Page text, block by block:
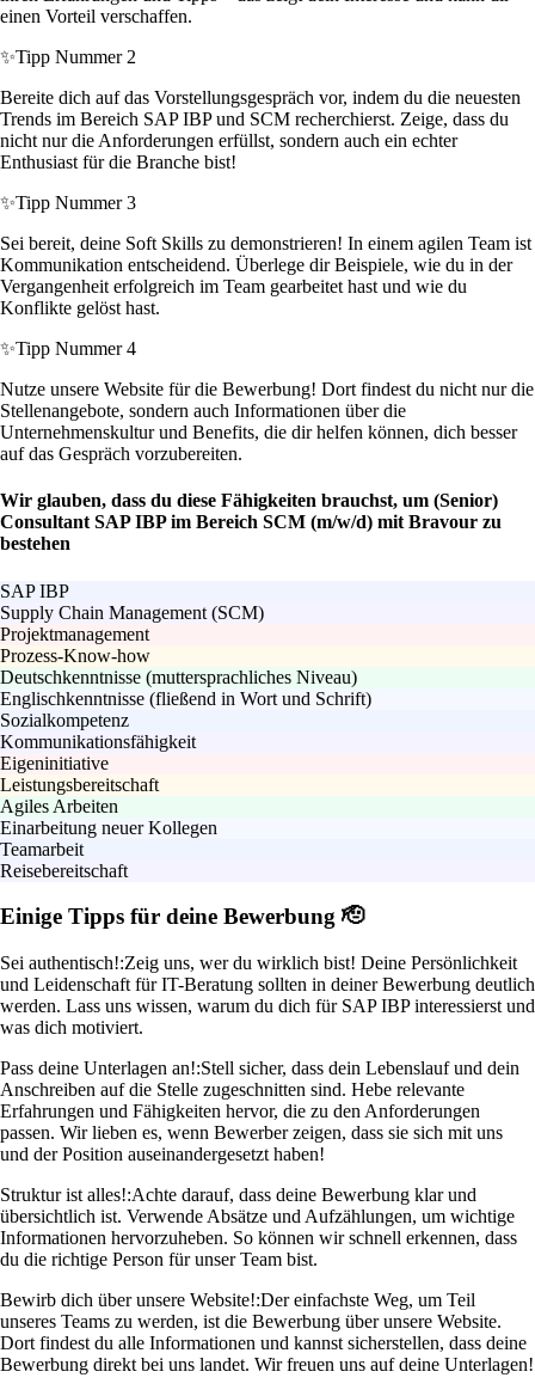
einen Vorteil verschaffen.
✨Tipp Nummer 2
Bereite dich auf das Vorstellungsgespräch vor, indem du die neuesten
Trends im Bereich SAP IBP und SCM recherchierst. Zeige, dass du
nicht nur die Anforderungen erfüllst, sondern auch ein echter
Enthusiast für die Branche bist!
✨Tipp Nummer 3
Sei bereit, deine Soft Skills zu demonstrieren! In einem agilen Team ist
Kommunikation entscheidend. Überlege dir Beispiele, wie du in der
Vergangenheit erfolgreich im Team gearbeitet hast und wie du
Konflikte gelöst hast.
✨Tipp Nummer 4
Nutze unsere Website für die Bewerbung! Dort findest du nicht nur die
Stellenangebote, sondern auch Informationen über die
Unternehmenskultur und Benefits, die dir helfen können, dich besser
auf das Gespräch vorzubereiten.
Wir glauben, dass du diese Fähigkeiten brauchst, um (Senior)
Consultant SAP IBP im Bereich SCM (m/w/d) mit Bravour zu
bestehen
SAP IBP
Supply Chain Management (SCM)
Projektmanagement
Prozess-Know-how
Deutschkenntnisse (muttersprachliches Niveau)
Englischkenntnisse (fließend in Wort und Schrift)
Sozialkompetenz
Kommunikationsfähigkeit
Eigeninitiative
Leistungsbereitschaft
Agiles Arbeiten
Einarbeitung neuer Kollegen
Teamarbeit
Reisebereitschaft
Einige Tipps für deine Bewerbung 🫡
Sei authentisch!:Zeig uns, wer du wirklich bist! Deine Persönlichkeit
und Leidenschaft für IT-Beratung sollten in deiner Bewerbung deutlich
werden. Lass uns wissen, warum du dich für SAP IBP interessierst und
was dich motiviert.
Pass deine Unterlagen an!:Stell sicher, dass dein Lebenslauf und dein
Anschreiben auf die Stelle zugeschnitten sind. Hebe relevante
Erfahrungen und Fähigkeiten hervor, die zu den Anforderungen
passen. Wir lieben es, wenn Bewerber zeigen, dass sie sich mit uns
und der Position auseinandergesetzt haben!
Struktur ist alles!:Achte darauf, dass deine Bewerbung klar und
übersichtlich ist. Verwende Absätze und Aufzählungen, um wichtige
Informationen hervorzuheben. So können wir schnell erkennen, dass
du die richtige Person für unser Team bist.
Bewirb dich über unsere Website!:Der einfachste Weg, um Teil
unseres Teams zu werden, ist die Bewerbung über unsere Website.
Dort findest du alle Informationen und kannst sicherstellen, dass deine
Bewerbung direkt bei uns landet. Wir freuen uns auf deine Unterlagen!